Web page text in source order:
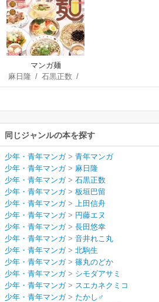
マンガ麺
麻日隆 /石黒正数 /
板垣巴留/上田信
悠幸/音井れこ丸/
北駒生/篠丸のど
か/シモダアサミ/
スエカネクミコ/た
かし♂/タカダフミ
子/ 多田基生/ 釣巻
和 /トウテムポー
ル/ 鳴見なる/ 晴川
シンタ/三月えみ /
峰なゆか/米代恭 /
ロッキー
同じジャンルの本を探す
少年・青年マンガ> 青年マンガ
少年・青年マンガ> 麻日隆
少年・青年マンガ> 石黒正数
少年・青年マンガ> 板垣巴留
少年・青年マンガ>
上田信舟
少年・青年マンガ> 円藤エヌ
少年・青年マンガ> 長田悠幸
少年・青年マンガ> 音井れこ丸
少年・青年マンガ> 北駒生
少年・青年マンガ> 篠丸のどか
少年・青年マンガ> シモダアサミ
少年・青年マンガ> スエカネクミコ
少年・青年マンガ> たかし♂